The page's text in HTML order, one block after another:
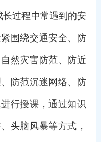
过程中常遇到的安
围绕交通安全、防
然灾害防范、防近
防范沉迷网络、防
行授课，通过知识
头脑风暴等方式，